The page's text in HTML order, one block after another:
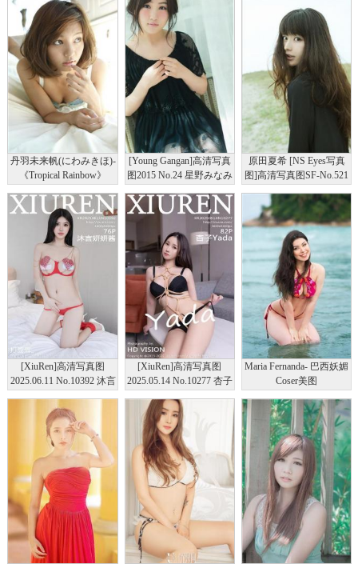
丹羽未来帆(にわみきほ)-
《Tropical Rainbow》
真图集
[Young Gangan]高清写真
图2015 No.24 星野みなみ
原田夏希 [NS Eyes写真
图]高清写真图SF-No.521
[XiuRen]高清写真图
2025.06.11 No.10392 沐言
[XiuRen]高清写真图
2025.05.14 No.10277 杏子
Maria Fernanda- 巴西妖媚
Coser美图